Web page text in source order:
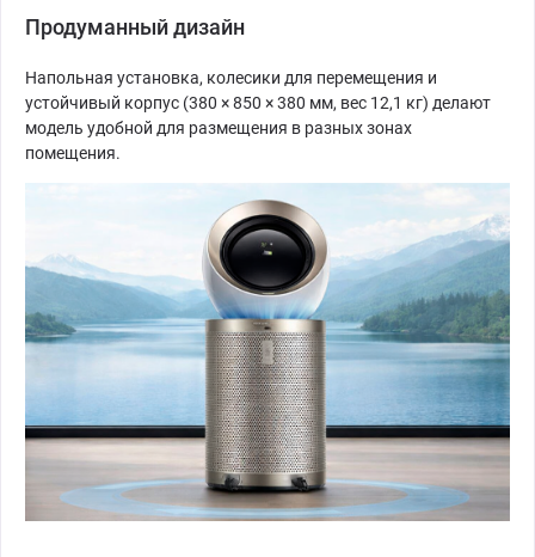
Продуманный дизайн
Напольная установка, колесики для перемещения и
устойчивый корпус (380 × 850 × 380 мм, вес 12,1 кг) делают
модель удобной для размещения в разных зонах
помещения.